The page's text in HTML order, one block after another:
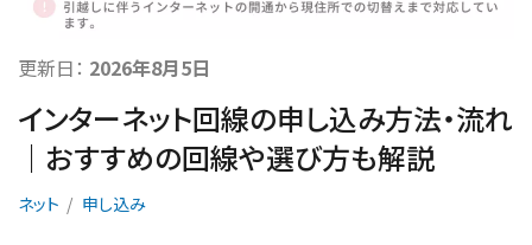
更新日： 2026年8月5日
インターネット回線の申し込み方法・流れ
｜おすすめの回線や選び方も解説
ネット 申し込み